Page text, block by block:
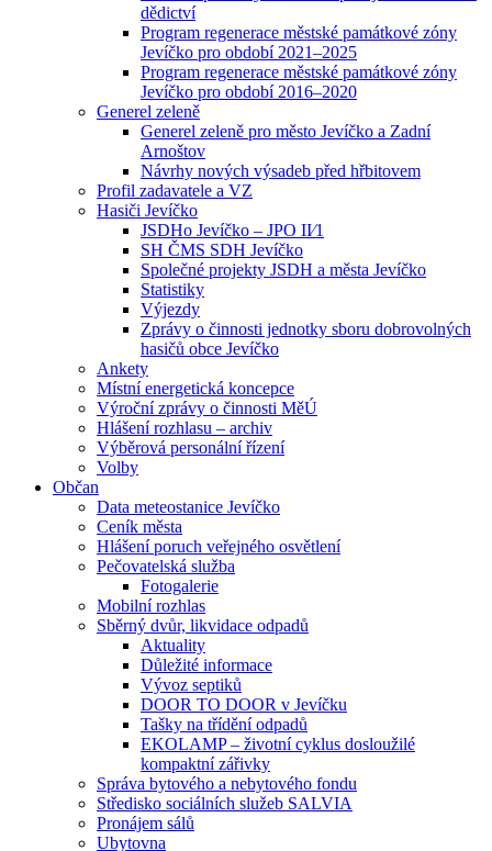
dědictví
Program regenerace městské památkové zóny
Jevíčko pro období 2021–2025
Program regenerace městské památkové zóny
Jevíčko pro období 2016–2020
Generel zeleně
Generel zeleně pro město Jevíčko a Zadní
Arnoštov
Návrhy nových výsadeb před hřbitovem
Profil zadavatele a VZ
Hasiči Jevíčko
JSDHo Jevíčko – JPO II⁄1
SH ČMS SDH Jevíčko
Společné projekty JSDH a města Jevíčko
Statistiky
Výjezdy
Zprávy o činnosti jednotky sboru dobrovolných
hasičů obce Jevíčko
Ankety
Místní energetická koncepce
Výroční zprávy o činnosti MěÚ
Hlášení rozhlasu – archiv
Výběrová personální řízení
Volby
Občan
Data meteostanice Jevíčko
Ceník města
Hlášení poruch veřejného osvětlení
Pečovatelská služba
Fotogalerie
Mobilní rozhlas
Sběrný dvůr, likvidace odpadů
Aktuality
Důležité informace
Vývoz septiků
DOOR TO DOOR v Jevíčku
Tašky na třídění odpadů
EKOLAMP – životní cyklus dosloužilé
kompaktní zářivky
Správa bytového a nebytového fondu
Středisko sociálních služeb SALVIA
Pronájem sálů
Ubytovna